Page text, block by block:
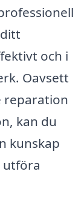
och i
Oavsett
reparation
kan du
kunskap
utföra